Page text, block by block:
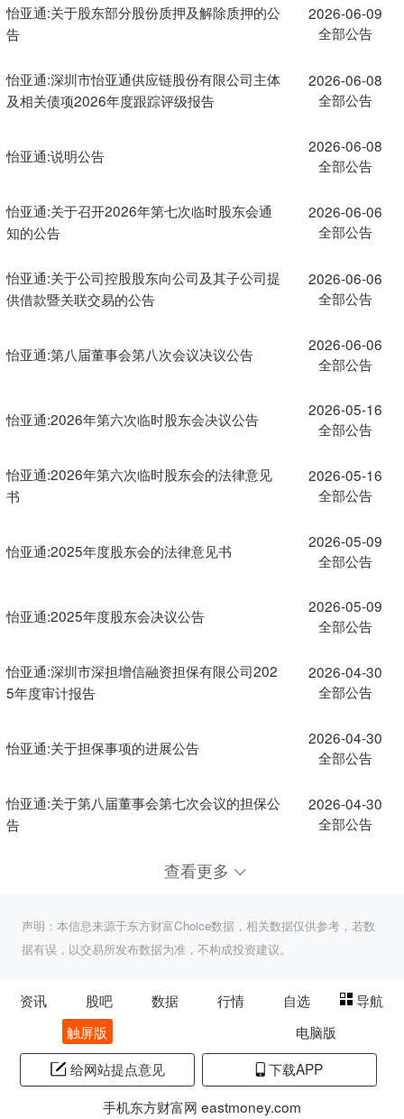
怡亚通:关于股东部分股份质押及解除质押的公
告
2026-06-09
全部公告
怡亚通:深圳市怡亚通供应链股份有限公司主体
及相关债项2026年度跟踪评级报告
2026-06-08
全部公告
怡亚通:说明公告
2026-06-08
全部公告
怡亚通:关于召开2026年第七次临时股东会通
知的公告
2026-06-06
全部公告
怡亚通:关于公司控股股东向公司及其子公司提
供借款暨关联交易的公告
2026-06-06
全部公告
怡亚通:第八届董事会第八次会议决议公告
2026-06-06
全部公告
怡亚通:2026年第六次临时股东会决议公告
2026-05-16
全部公告
怡亚通:2026年第六次临时股东会的法律意见
书
2026-05-16
全部公告
怡亚通:2025年度股东会的法律意见书
2026-05-09
全部公告
怡亚通:2025年度股东会决议公告
2026-05-09
全部公告
怡亚通:深圳市深担增信融资担保有限公司202
5年度审计报告
2026-04-30
全部公告
怡亚通:关于担保事项的进展公告
2026-04-30
全部公告
怡亚通:关于第八届董事会第七次会议的担保公
告
2026-04-30
全部公告
查看更多
声明：本信息来源于东方财富Choice数据，相关数据仅供参考，若数
据有误，以交易所发布数据为准，不构成投资建议。
资讯 股吧 数据 行情 自选
导航
触屏版
电脑版
给网站提点意见
下载APP
手机东方财富网 eastmoney.com